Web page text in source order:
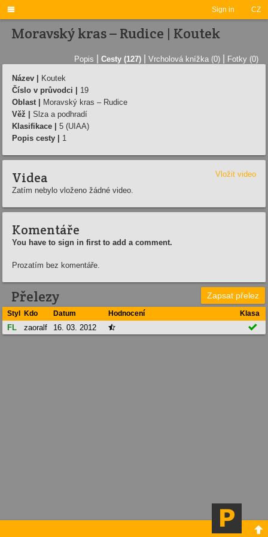
Sign in CZ

Moravský kras – Rudice | Koutek
Popis Cesty (127) Vrcholová knížka (0) Fotky (0)
Název |
Koutek
Číslo v průvodci |
19
Oblast |
Moravský kras – Rudice
Věž |
Slza a podhradí
Klasifikace |
5 (UIAA)
Popis cesty |
1
Videa
Vložit video
Zatím nebylo vloženo žádné video.
Komentáře
You have to sign in first to add a comment.
Prozatím bez komentáře.
Přelezy Zapsat přelez
Styl Kdo Datum Hodnocení Klasa
FL zaoralf 16. 03. 2012  
